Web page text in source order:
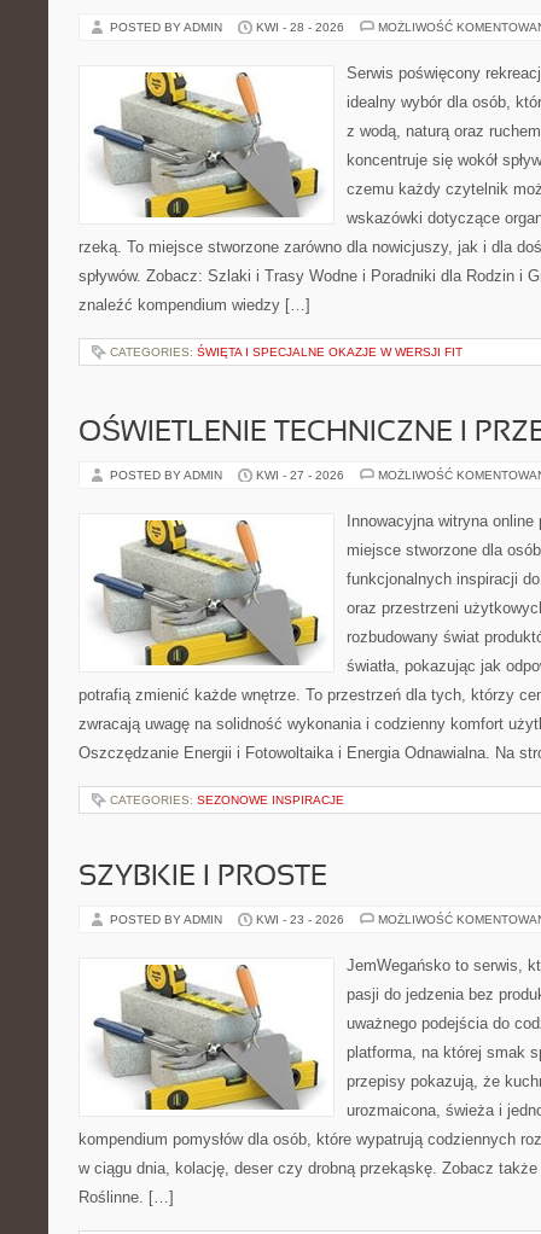
POSTED BY ADMIN KWI - 28 - 2026 MOŻLIWOŚĆ
Serwis poświęcony
idealny wybór dla osób,
z wodą, naturą oraz
koncentruje się wokół
czemu każdy czytelnik
wskazówki dotyczące
rzeką. To miejsce stworzone zarówno dla nowicjuszy, jak i dla
spływów. Zobacz: Szlaki i Trasy Wodne i Poradniki dla Rodzin i
znaleźć kompendium wiedzy […]
CATEGORIES: ŚWIĘTA I SPECJALNE OKAZJE W WERSJI FIT
OŚWIETLENIE TECHNICZNE I
POSTED BY ADMIN KWI - 27 - 2026 MOŻLIWOŚĆ
Innowacyjna witryna
miejsce stworzone dla
funkcjonalnych inspiracji
oraz przestrzeni
rozbudowany świat
światła, pokazując jak
potrafią zmienić każde wnętrze. To przestrzeń dla tych, którzy
zwracają uwagę na solidność wykonania i codzienny komfort
Oszczędzanie Energii i Fotowoltaika i Energia Odnawialna. Na
CATEGORIES: SEZONOWE INSPIRACJE
SZYBKIE I PROSTE
POSTED BY ADMIN KWI - 23 - 2026 MOŻLIWOŚĆ
JemWegańsko to serwis,
pasji do jedzenia bez
uważnego podejścia do
platforma, na której smak
przepisy pokazują, że
urozmaicona, świeża i
kompendium pomysłów dla osób, które wypatrują codziennych
w ciągu dnia, kolację, deser czy drobną przekąskę. Zobacz
Roślinne. […]